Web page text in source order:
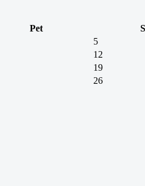
Pet
5
12
19
26